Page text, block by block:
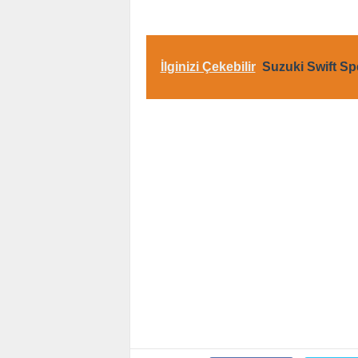
İlginizi Çekebilir Suzuki Swift